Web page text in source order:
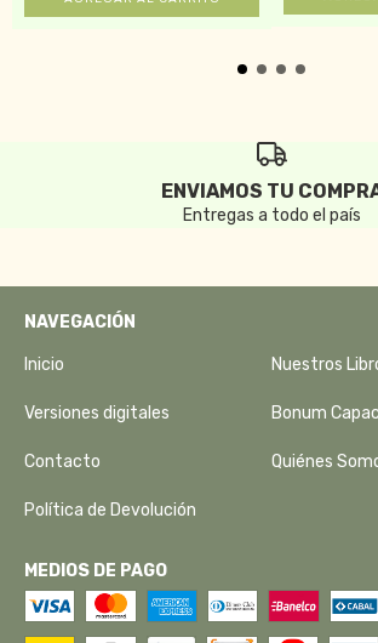
ENVIAMOS TU
Entregas a todo el país
NAVEGACIÓN
Inicio Nuestros
Versiones digitales Bonum
Contacto Quiénes
Política de Devolución
MEDIOS DE PAGO